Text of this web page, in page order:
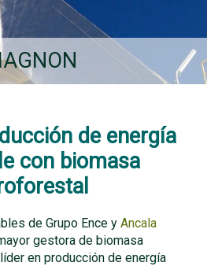
de energía
con biomasa
de Grupo Ence y Ancala
gestora de biomasa
en producción de energía